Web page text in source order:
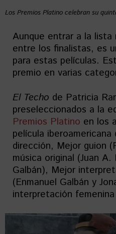
Los Premios Platino celebran su
Aunque entrar a la
entre los finalistas, es
para estas películas.
premio en varias
El Techo de Patricia
preseleccionados a la
Premios Platino en los
película
dirección, Mejor guion
música original (Juan
Galbán), Mejor
(Enmanuel Galbán y
interpretación